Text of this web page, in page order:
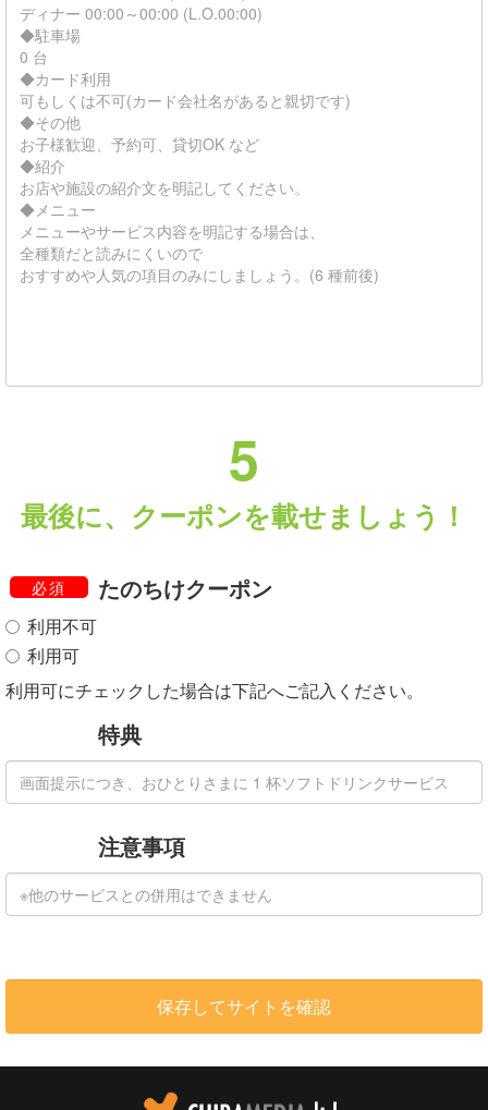
5
最後に、クーポンを載せましょう！
必須 たのちけクーポン
利用不可
利用可
利用可にチェックした場合は下記へご記入ください。
特典
注意事項